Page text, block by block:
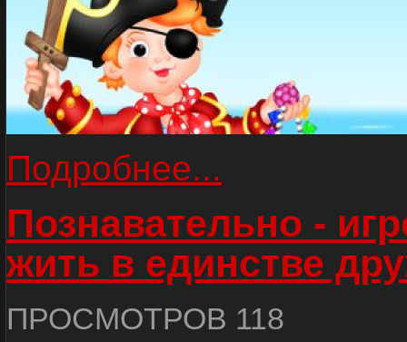
Подробнее...
Познавательно -
жить в единстве
ПРОСМОТРОВ 118